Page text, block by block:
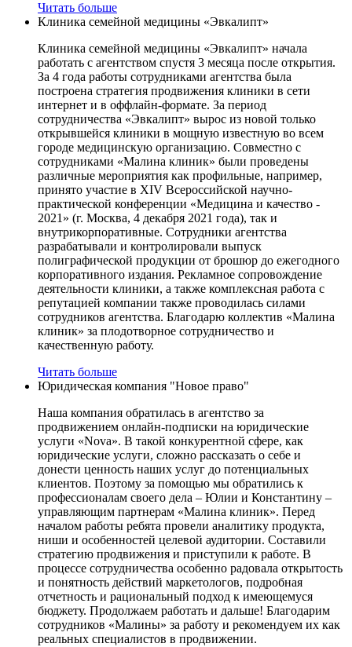
Читать больше
Клиника семейной медицины «Эвкалипт»
Клиника семейной медицины «Эвкалипт» начала
работать с агентством спустя 3 месяца после открытия.
За 4 года работы сотрудниками агентства была
построена стратегия продвижения клиники в сети
интернет и в оффлайн-формате. За период
сотрудничества «Эвкалипт» вырос из новой только
открывшейся клиники в мощную известную во всем
городе медицинскую организацию. Совместно с
сотрудниками «Малина клиник» были проведены
различные мероприятия как профильные, например,
принято участие в XIV Всероссийской научно-
практической конференции «Медицина и качество -
2021» (г. Москва, 4 декабря 2021 года), так и
внутрикорпоративные. Сотрудники агентства
разрабатывали и контролировали выпуск
полиграфической продукции от брошюр до ежегодного
корпоративного издания. Рекламное сопровождение
деятельности клиники, а также комплексная работа с
репутацией компании также проводилась силами
сотрудников агентства. Благодарю коллектив «Малина
клиник» за плодотворное сотрудничество и
качественную работу.
Читать больше
Юридическая компания "Новое право"
Наша компания обратилась в агентство за
продвижением онлайн-подписки на юридические
услуги «Nova». В такой конкурентной сфере, как
юридические услуги, сложно рассказать о себе и
донести ценность наших услуг до потенциальных
клиентов. Поэтому за помощью мы обратились к
профессионалам своего дела – Юлии и Константину –
управляющим партнерам «Малина клиник». Перед
началом работы ребята провели аналитику продукта,
ниши и особенностей целевой аудитории. Составили
стратегию продвижения и приступили к работе. В
процессе сотрудничества особенно радовала открытость
и понятность действий маркетологов, подробная
отчетность и рациональный подход к имеющемуся
бюджету. Продолжаем работать и дальше! Благодарим
сотрудников «Малины» за работу и рекомендуем их как
реальных специалистов в продвижении.